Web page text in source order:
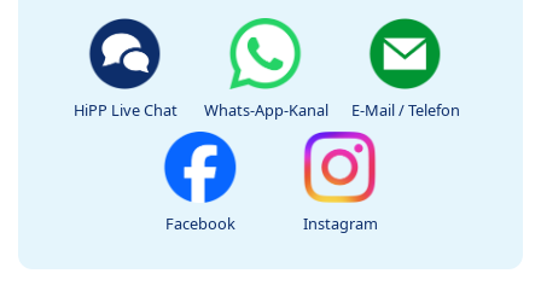
HiPP Live Chat Whats-App-Kanal E-Mail / Telefon
Facebook Instagram